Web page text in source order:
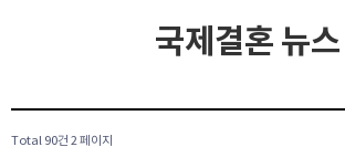
국제결혼 뉴스
Total 90건 2 페이지